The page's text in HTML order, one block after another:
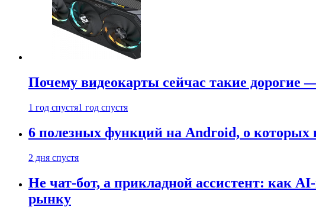
Почему видеокарты сейчас такие дорогие
1 год спустя1 год спустя
6 полезных функций на Android, о которых
2 дня спустя
Не чат-бот, а прикладной ассистент: как
рынку